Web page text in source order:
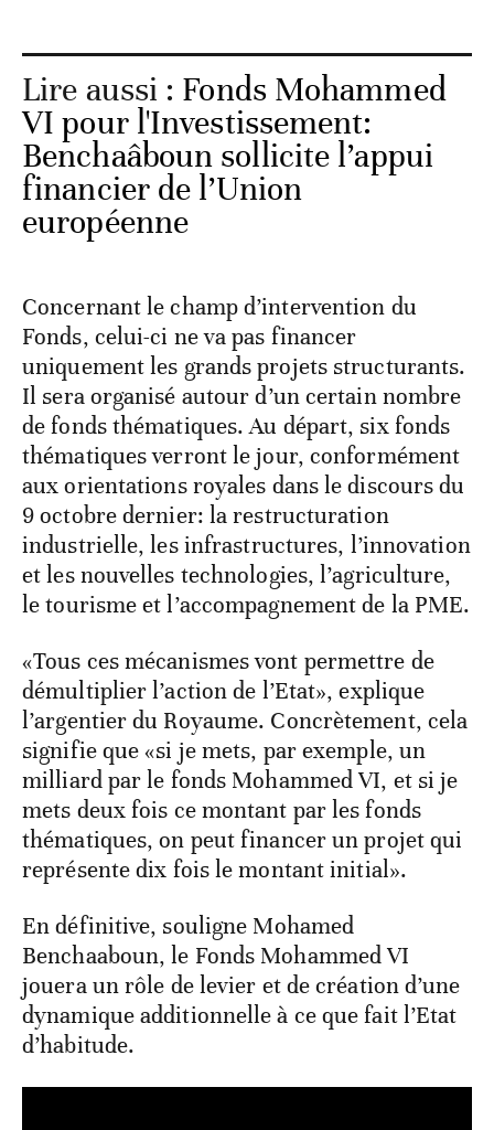
Lire aussi : Fonds Mohammed
VI pour l'Investissement:
Benchaâboun sollicite l’appui
financier de l’Union
européenne
Concernant le champ d’intervention du
Fonds, celui-ci ne va pas financer
uniquement les grands projets structurants.
Il sera organisé autour d’un certain nombre
de fonds thématiques. Au départ, six fonds
thématiques verront le jour, conformément
aux orientations royales dans le discours du
9 octobre dernier: la restructuration
industrielle, les infrastructures, l’innovation
et les nouvelles technologies, l’agriculture,
le tourisme et l’accompagnement de la PME.
«Tous ces mécanismes vont permettre de
démultiplier l’action de l’Etat», explique
l’argentier du Royaume. Concrètement, cela
signifie que «si je mets, par exemple, un
milliard par le fonds Mohammed VI, et si je
mets deux fois ce montant par les fonds
thématiques, on peut financer un projet qui
représente dix fois le montant initial».
En définitive, souligne Mohamed
Benchaaboun, le Fonds Mohammed VI
jouera un rôle de levier et de création d’une
dynamique additionnelle à ce que fait l’Etat
d’habitude.